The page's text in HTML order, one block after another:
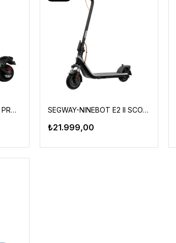
SEGWAY-NINEBOT ZT 3 PRO SCOOTER SEGWAY-NINEBOT E2 II SCOOTER
₺21.999,00